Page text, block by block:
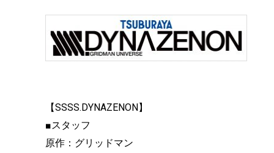
【SSSS.DYNAZENON】
■スタッフ
原作：グリッドマン